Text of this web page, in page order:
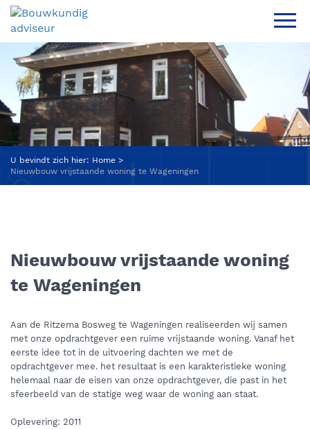
U bevindt zich hier: Home
Nieuwbouw vrijstaande woning te Wageningen
Nieuwbouw vrijstaande woning
te Wageningen
Aan de Ritzema Bosweg te Wageningen realiseerden wij samen
met onze opdrachtgever een ruime vrijstaande woning. Vanaf het
eerste idee tot in de uitvoering dachten we met de
opdrachtgever mee. het resultaat is een karakteristieke woning
helemaal naar de eisen van onze opdrachtgever, die past in het
sfeerbeeld van de statige weg waar de woning aan staat.
Oplevering: 2011